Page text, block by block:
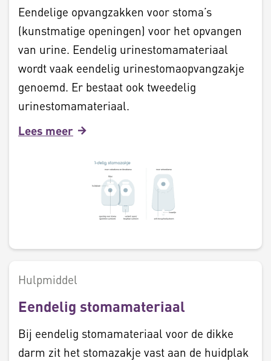
Eendelige opvangzakken voor stoma’s
(kunstmatige openingen) voor het opvangen
van urine. Eendelig urinestomamateriaal
wordt vaak eendelig urinestomaopvangzakje
genoemd. Er bestaat ook tweedelig
urinestomamateriaal.
Lees meer
Hulpmiddel
Eendelig stomamateriaal
Bij eendelig stomamateriaal voor de dikke
darm zit het stomazakje vast aan de huidplak